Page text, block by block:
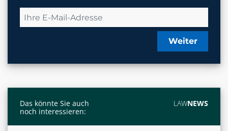
Weiter
Das könnte Sie auch
noch interessieren:
LAWNEWS